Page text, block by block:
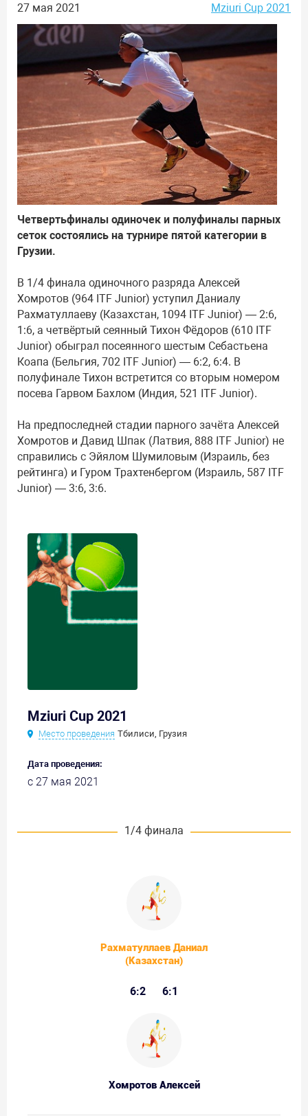
27 мая 2021 Mziuri Cup 2021
Четвертьфиналы одиночек и полуфиналы парных
сеток состоялись на турнире пятой категории в
Грузии.
В 1/4 финала одиночного разряда Алексей
Хомротов (964 ITF Junior) уступил Даниалу
Рахматуллаеву (Казахстан, 1094 ITF Junior) — 2:6,
1:6, а четвёртый сеянный Тихон Фёдоров (610 ITF
Junior) обыграл посеянного шестым Себастьена
Коапа (Бельгия, 702 ITF Junior) — 6:2, 6:4. В
полуфинале Тихон встретится со вторым номером
посева Гарвом Бахлом (Индия, 521 ITF Junior).
На предпоследней стадии парного зачёта Алексей
Хомротов и Давид Шпак (Латвия, 888 ITF Junior) не
справились с Эйялом Шумиловым (Израиль, без
рейтинга) и Гуром Трахтенбергом (Израиль, 587 ITF
Junior) — 3:6, 3:6.
Mziuri Cup 2021
Место проведения Тбилиси, Грузия
Дата проведения:
с 27 мая 2021
1/4 финала
Рахматуллаев Даниал
(Казахстан)
6:2 6:1
Хомротов Алексей